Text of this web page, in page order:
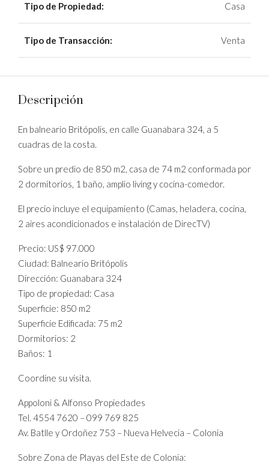
Tipo de Propiedad: Casa
Tipo de Transacción: Venta
Descripción
En balneario Britópolis, en calle Guanabara 324, a 5
cuadras de la costa.
Sobre un predio de 850 m2, casa de 74 m2 conformada por
2 dormitorios, 1 baño, amplio living y cocina-comedor.
El precio incluye el equipamiento (Camas, heladera, cocina,
2 aires acondicionados e instalación de DirecTV)
Precio: US$ 97.000
Ciudad: Balneario Britópolis
Dirección: Guanabara 324
Tipo de propiedad: Casa
Superficie: 850 m2
Superficie Edificada: 75 m2
Dormitorios: 2
Baños: 1
Coordine su visita.
Appoloni & Alfonso Propiedades
Tel. 4554 7620 – 099 769 825
Av. Batlle y Ordoñez 753 – Nueva Helvecia – Colonia
Sobre Zona de Playas del Este de Colonia: